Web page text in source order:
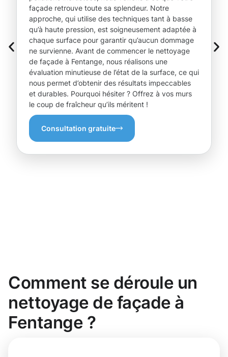
façade retrouve toute sa splendeur. Notre
approche, qui utilise des techniques tant à basse
qu’à haute pression, est soigneusement adaptée à
chaque surface pour garantir qu’aucun dommage
ne survienne. Avant de commencer le nettoyage
de façade à Fentange, nous réalisons une
évaluation minutieuse de l’état de la surface, ce qui
nous permet d’obtenir des résultats impeccables
et durables. Pourquoi hésiter ? Offrez à vos murs
le coup de fraîcheur qu’ils méritent !
Consultation gratuite
Comment se déroule un
nettoyage de façade à
Fentange ?